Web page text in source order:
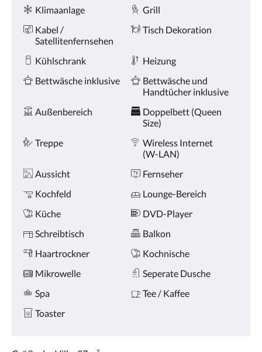
oder
Weiter,
um
sich
Bilder
Ausstattung
Klimaanlage
Grill
Kabel /
Satellitenfernsehen
Tisch Dekoration
Kühlschrank
Heizung
Bettwäsche inklusive
Bettwäsche und
Handtücher inklusive
Außenbereich
Doppelbett (Queen
Size)
Treppe
Wireless Internet
(W-LAN)
Aussicht
Fernseher
Kochfeld
Lounge-Bereich
Küche
DVD-Player
Schreibtisch
Balkon
Haartrockner
Kochnische
Mikrowelle
Seperate Dusche
Spa
Tee / Kaffee
Toaster